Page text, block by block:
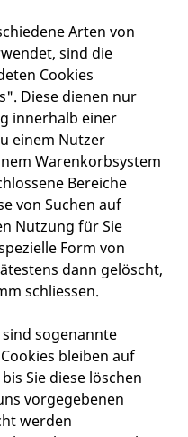
Arten von
sind die
Cookies
Diese dienen nur
innerhalb einer
einem Nutzer
Warenkorbsystem
Bereiche
von Suchen auf
Nutzung für Sie
Form von
dann gelöscht,
schliessen.
sogenannte
bleiben auf
Sie diese löschen
vorgegebenen
werden